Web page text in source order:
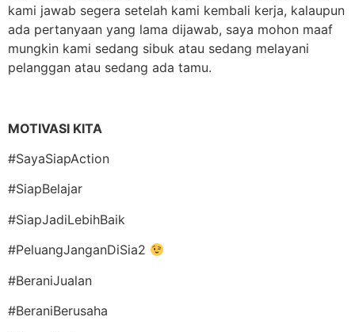
kami jawab segera setelah kami kembali kerja, kalaupun
ada pertanyaan yang lama dijawab, saya mohon maaf
mungkin kami sedang sibuk atau sedang melayani
pelanggan atau sedang ada tamu.
MOTIVASI KITA
#SayaSiapAction
#SiapBelajar
#SiapJadiLebihBaik
#PeluangJanganDiSia2
#BeraniJualan
#BeraniBerusaha